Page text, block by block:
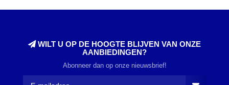
WILT U OP DE HOOGTE BLIJVEN VAN ONZE
AANBIEDINGEN?
Abonneer dan op onze nieuwsbrief!